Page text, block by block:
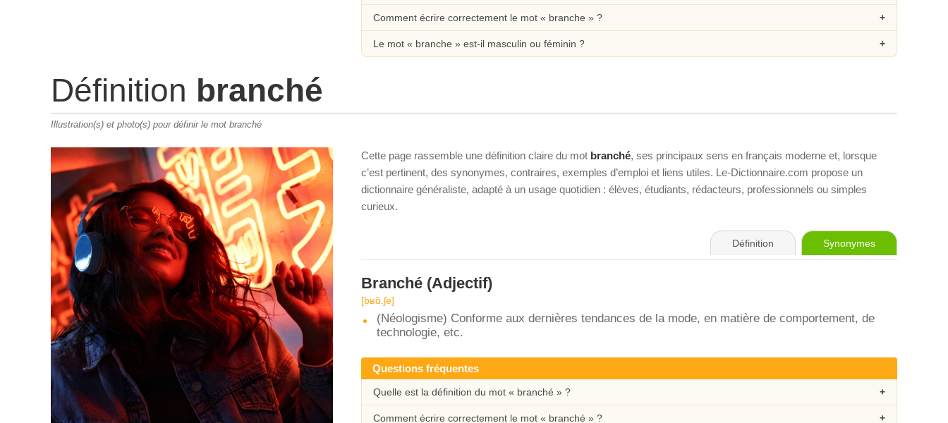
Comment écrire correctement le mot « branche » ?
Le mot « branche » est-il masculin ou féminin ?
Définition branché
Illustration(s) et photo(s) pour définir le mot branché
Cette page rassemble une définition claire du mot branché, ses principaux sens en français moderne et, lorsque
c’est pertinent, des synonymes, contraires, exemples d’emploi et liens utiles. Le-Dictionnaire.com propose un
dictionnaire généraliste, adapté à un usage quotidien : élèves, étudiants, rédacteurs, professionnels ou simples
curieux.
Définition Synonymes
Branché (Adjectif)
[bʁɑ̃.ʃe]
(Néologisme) Conforme aux dernières tendances de la mode, en matière de comportement, de
technologie, etc.
Questions fréquentes
Quelle est la définition du mot « branché » ?
Comment écrire correctement le mot « branché » ?